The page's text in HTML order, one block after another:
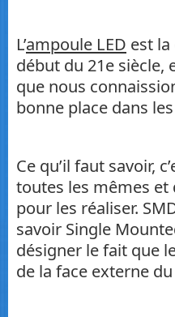
L’ampoule LED est
début du 21e siècle,
que nous
bonne place dans
Ce qu’il faut savoir,
toutes les mêmes
pour les réaliser.
savoir Single
désigner le fait que
de la face externe